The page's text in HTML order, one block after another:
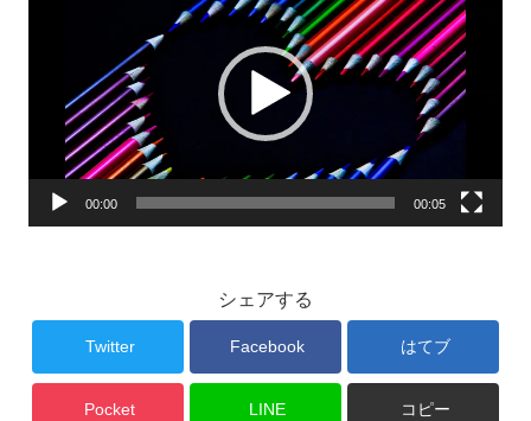
00:00 00:05
シェアする
Twitter Facebook はてブ
Pocket LINE コピー